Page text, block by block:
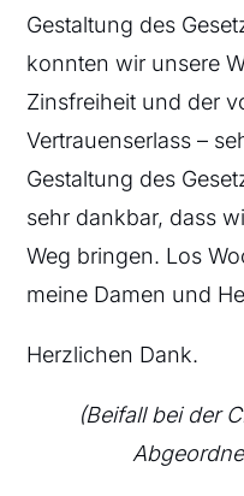
Gestaltung des
konnten wir unsere
Zinsfreiheit und der
Vertrauenserlass –
Gestaltung des
sehr dankbar, dass
Weg bringen. Los
meine Damen und
Herzlichen Dank.
(Beifall bei der